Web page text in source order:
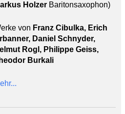
HolzerBaritonsaxophon)
von Franz Cibulka, Erich
Daniel Schnyder,
Rogl, Philippe Geiss,
Burkali